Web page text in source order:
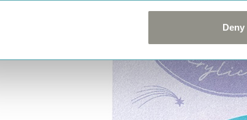
Deny